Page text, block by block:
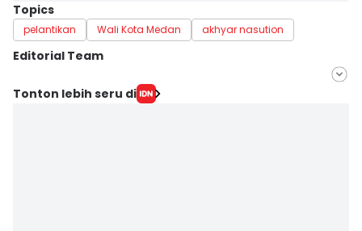
Topics
pelantikan Wali Kota Medan akhyar nasution
Editorial Team
Editor
Tonton lebih seru di